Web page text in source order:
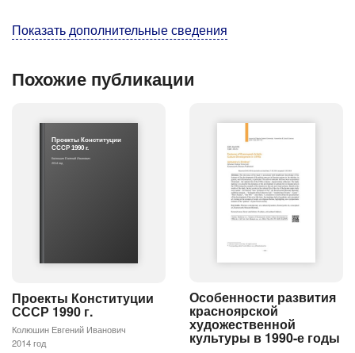
Показать дополнительные сведения
Похожие публикации
Проекты Конституции
СССР 1990 г.
Колюшин Евгений Иванович
2014 год
Проекты Конституции
СССР 1990 г.
Колюшин Евгений Иванович
2014 год
Особенности развития
красноярской
художественной
культуры в 1990-е годы